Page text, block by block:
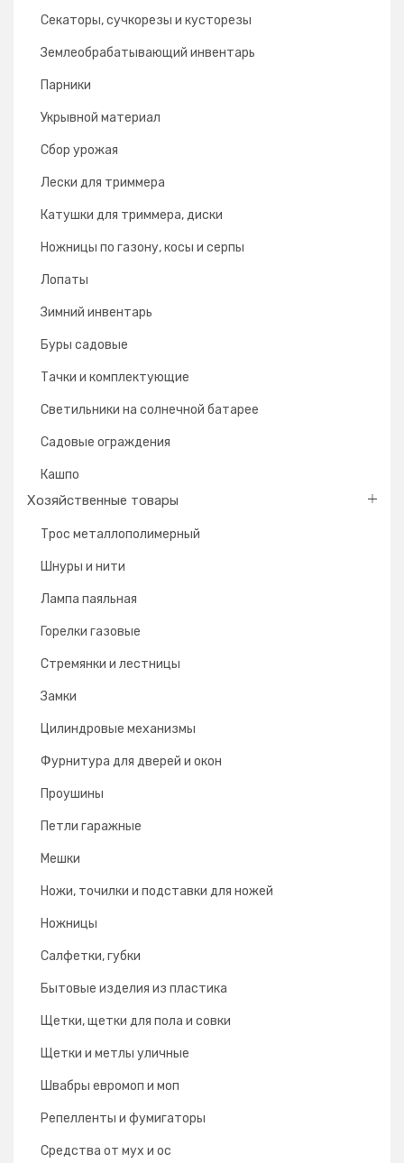
Секаторы, сучкорезы и кусторезы
Землеобрабатывающий инвентарь
Парники
Укрывной материал
Сбор урожая
Лески для триммера
Катушки для триммера, диски
Ножницы по газону, косы и серпы
Лопаты
Зимний инвентарь
Буры садовые
Тачки и комплектующие
Светильники на солнечной батарее
Садовые ограждения
Кашпо
Хозяйственные товары
Трос металлополимерный
Шнуры и нити
Лампа паяльная
Горелки газовые
Стремянки и лестницы
Замки
Цилиндровые механизмы
Фурнитура для дверей и окон
Проушины
Петли гаражные
Мешки
Ножи, точилки и подставки для ножей
Ножницы
Салфетки, губки
Бытовые изделия из пластика
Щетки, щетки для пола и совки
Щетки и метлы уличные
Швабры евромоп и моп
Репелленты и фумигаторы
Средства от мух и ос